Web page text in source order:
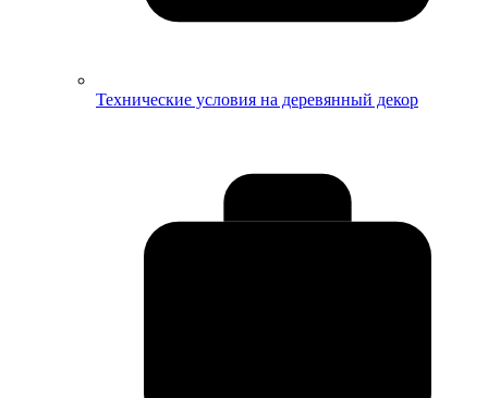
Технические условия на деревянный декор